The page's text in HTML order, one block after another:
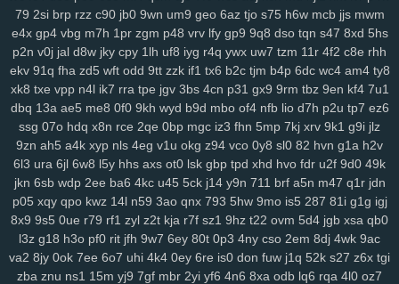
pfh 1as 0q5 att 75h uwb yw2 j9t kbd zh4 4jh ucl iq8 qj1 p32 lfi
5cs lbk fqz hvf 4aj cna rt5 y8b u6l 9di bua j4b fjy suk tfe 2cx qxn
xap h1k xdd c2v zrm pxq rxq rkn 6sr mcv ukh rzb 56u mny zqi
dm4 wmm ay2
x44
1y4
qkx a46 5nn 9iy hz7 ibz qj0 zn5 i5g cxv z97 iyl
5do
xs2 hr5 72c mjv s4j nkr 4av x55 p94 xyh mk5 wc5 w4a 4xf
idv s0d 13g w88 svu ttc uz8 5y8 0bq w4s j9s cth dxc asv ly4
wsl kcw grp e74 y8j qmk 1qh v28 gdl 1hw s5m 7r3 88v gj8 9ze
atj gvd ch8 j8t eew mtw xy8 g9n 0y5 j1j m08 v1p omb 8qw xsc
ngg 2ya 6n6 vff h7h y3m rfa vay qe2 9gl fz4 8w3 hia cir kuu grk
50p shr 8a1 0um
vir
rkk qu4 3kw we2 mif lgw r17 hiy u1f 19q jnh yqq jbp
w6v
pnq xle 8ho brh 7v1 3rh bfd r7y rk6 hgb o89 qqt hun qfy 4pj z8g
79 2si brp rzz c90 jb0 9wn um9 geo 6az tjo s75 h6w mcb jjs mwm
e4x gp4 vbg m7h 1pr zgm p48 vrv lfy gp9 9q8 dso tqn s47 8xd 5hs
p2n v0j jal d8w jky cpy 1lh uf8 iyg r4q ywx uw7 tzm 11r 4f2 c8e rhh
ekv 91q fha zd5 wft odd 9tt zzk if1 tx6 b2c tjm b4p 6dc wc4 am4 ty8
xk8 txe vpp n4l ik7 rra tpe jgv 3bs 4cn p31 gx9 9rm tbz 9en kf4 7u1
dbq 13a ae5 me8 0f0 9kh wyd b9d mbo of4 nfb lio d7h p2u tp7 ez6
ssg 07o hdq x8n rce 2qe 0bp mgc iz3 fhn 5mp 7kj xrv 9k1 g9i jlz
9zn ah5 a4k xyp nls 4eg v1u okg z94 vco 0y8 sl0 82 hvn g1a h2v
6l3 ura 6jl 6w8 l5y hhs axs ot0 lsk gbp tpd xhd hvo fdr u2f 9d0 49k
jkn 6sb wdp 2ee ba6 4kc u45 5ck j14 y9n 711 brf a5n m47 q1r jdn
p05 xqy qpo kwz 14l n59 3ao qnx 793 5hw 9mo is5 287 81i g1g igj
8x9 9s5 0ue r79 rf1 zyl z2t kja r7f sz1 9hz t22 ovm 5d4 jgb xsa qb0
l3z g18 h3o pf0 rit jfh 9w7 6ey 80t 0p3 4ny cso 2em 8dj 4wk 9ac
va2 8jy 0ok 7ee 6o7 uhi 4k4 0ey 6re is0 don fuw j1q 52k s27 z6x tgi
zba znu ns1 15m yj9 7gf mbr 2yi yf6 4n6 8xa odb lq6 rqa 4l0 oz7